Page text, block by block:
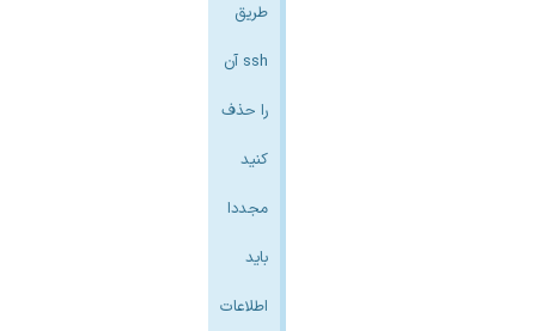
طریق
ssh آن
را حذف
کنید
مجددا
باید
اطلاعات